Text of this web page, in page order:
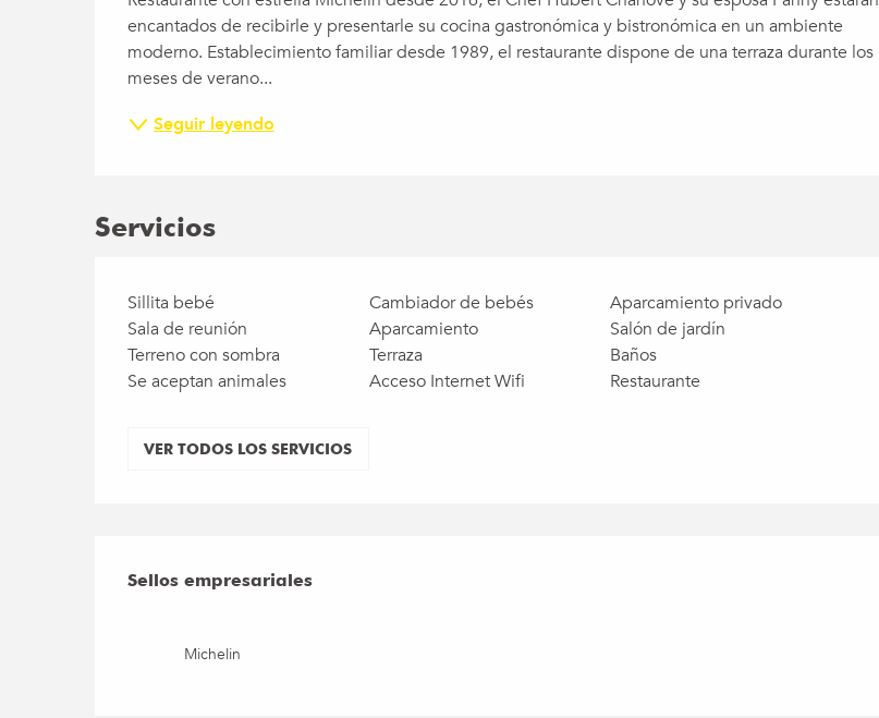
encantados de recibirle y presentarle su cocina gastronómica y bistronómica en un ambiente
moderno. Establecimiento familiar desde 1989, el restaurante dispone de una terraza durante los
meses de verano...
Seguir leyendo
Servicios
Sillita bebé Cambiador de bebés
Aparcamiento privado
Sala de reunión
Aparcamiento
Salón de jardín
Terreno con sombra
Terraza
Baños
Se aceptan animales
Acceso Internet Wifi Restaurante
VER TODOS LOS SERVICIOS
Oferta de prestaciones
Sellos empresariales
Sellos empresariales
Michelin